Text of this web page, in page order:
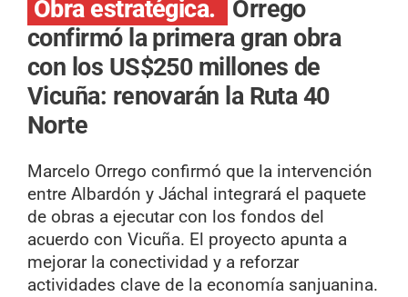
Obra estratégica.
Orrego
confirmó la primera gran obra
con los US$250 millones de
Vicuña: renovarán la Ruta 40
Norte
Marcelo Orrego confirmó que la intervención
entre Albardón y Jáchal integrará el paquete
de obras a ejecutar con los fondos del
acuerdo con Vicuña. El proyecto apunta a
mejorar la conectividad y a reforzar
actividades clave de la economía sanjuanina.